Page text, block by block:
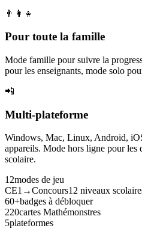
👨‍👩‍👧
Pour toute la famille
Mode famille pour suivre la
pour les enseignants, mode solo
📲
Multi-plateforme
Windows, Mac, Linux, Android,
appareils. Mode hors ligne pour les
scolaire.
12modes de jeu
CE1→Concours12 niveaux
60+badges à débloquer
220cartes Mathémonstres
5plateformes